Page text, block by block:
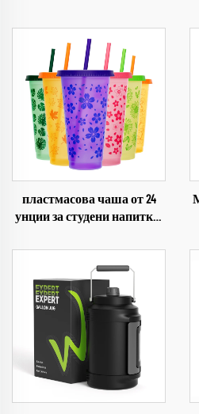
пластмасова чаша от 24
унции за студени напитки,
пластмасова чаша от
полипропилен